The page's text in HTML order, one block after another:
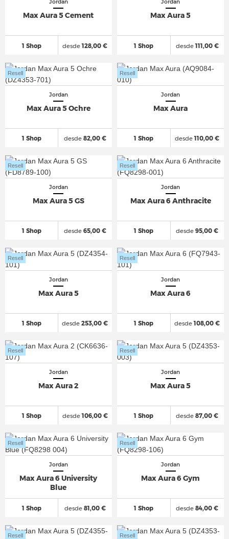
Jordan
Max Aura 5 Cement
1 Shop desde128,00 €
Jordan
Max Aura 5
1 Shop desde111,00 €
Jordan
Max Aura 5 Ochre
1 Shop
Resell
desde82,00 €
Jordan
Max Aura
1 Shop
Resell
desde110,00 €
Jordan
Max Aura 5 GS
1 Shop
Resell
desde65,00 €
Jordan
Max Aura 6 Anthracite
1 Shop
Resell
desde 95,00 €
Jordan
Max Aura 5
1 Shop
Resell
desde 253,00 €
Jordan
Max Aura 6
1 Shop
Resell
desde108,00 €
Jordan
Max Aura 2
1 Shop
Resell
desde106,00 €
Jordan
Max Aura 5
1 Shop
Resell
desde 87,00 €
Jordan
Max Aura 6 University
Blue
1 Shop
Resell
desde81,00 €
Jordan
Max Aura 6 Gym
1 Shop
Resell
desde 84,00 €
Resell Resell